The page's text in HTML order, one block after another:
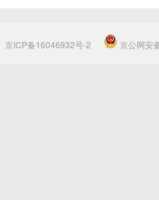
京ICP备16046932号-2 京公网安